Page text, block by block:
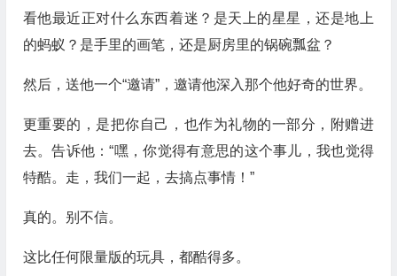
看他最近正对什么东西着迷？是天上的星星，还是地上
的蚂蚁？是手里的画笔，还是厨房里的锅碗瓢盆？
然后，送他一个“邀请”，邀请他深入那个他好奇的世界。
更重要的，是把你自己，也作为礼物的一部分，附赠进
去。告诉他：“嘿，你觉得有意思的这个事儿，我也觉得
特酷。走，我们一起，去搞点事情！”
真的。别不信。
这比任何限量版的玩具，都酷得多。